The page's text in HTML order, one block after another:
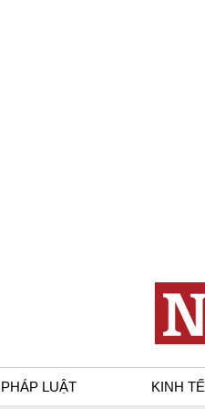
PHÁP LUẬT KINH TẾ